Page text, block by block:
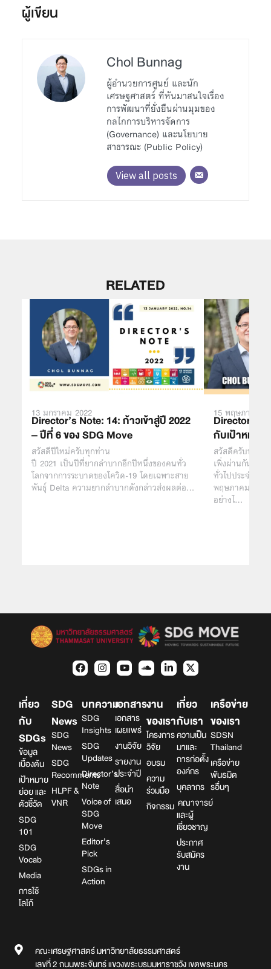
ผู้เขียน
Chol Bunnag
ผู้อำนวยการศูนย์ และนัก
เศรษฐศาสตร์ ที่หันมาสนใจเรื่อง
การพัฒนาที่ยั่งยืนผ่านมุมของ
กลไกการบริหารจัดการ
(Governance) และนโยบาย
สาธารณะ (Public Policy)
View all posts
RELATED
13 มกราคม 2022
Director’s Note: 14: ก้าวเข้าสู่ปี 2022
– ปีที่ 6 ของ SDG Move
สวัสดีปีใหม่ครับทุกท่าน
ปี 2021 เป็นปีที่ยากลำบากอีกปีหนึ่งของคนทั่ว
โลกจากการระบาดของโควิด-19 โดยเฉพาะสาย
พันธุ์ Delta ความยากลำบากดังกล่าวส่งผลต่อ…
15 พฤษภาคม
Director’s
กับเป้าหมา
สวัสดีครับทุกท่า
เพิ่งผ่านกันไป
ทั่วไปประจำปี
พฤษภาคม
อย่างไ…
เกี่ยว
กับ
SDGs
ข้อมูล
เบื้องต้น
เป้าหมาย
ย่อย และ
ตัวชี้วัด
SDG
101
SDG
Vocab
Media
การใช้
โลโก้
SDG
News
SDG
News
SDG
Recomments
HLPF &
VNR
บทความ
SDG
Insights
SDG
Updates
Director’s
Note
Voice of
SDG
Move
Editor’s
Pick
SDGs in
Action
เอกสาร
เอกสาร
เผยแพร่
งานวิจัย
รายงาน
ประจำปี
สื่อนำ
เสนอ
งาน
ของเรา
โครงการ
วิจัย
อบรม
ความ
ร่วมมือ
กิจกรรม
เกี่ยว
กับเรา
ความเป็น
มาและ
การก่อตั้ง
องค์กร
บุคลากร
คณาจารย์
และผู้
เชี่ยวชาญ
ประกาศ
รับสมัคร
งาน
เครือข่าย
ของเรา
SDSN
Thailand
เครือข่าย
พันธมิต
รอื่นๆ
คณะเศรษฐศาสตร์ มหาวิทยาลัยธรรมศาสตร์
เลขที่ 2 ถนนพระจันทร์ แขวงพระบรมมหาราชวัง เขตพระนคร